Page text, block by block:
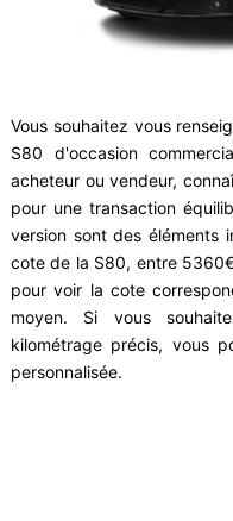
Vous souhaitez vous
S80 d'occasion
acheteur ou vendeur,
pour une transaction
version sont des éléments
cote de la S80, entre
pour voir la cote
moyen. Si vous
kilométrage précis, vous
personnalisée.